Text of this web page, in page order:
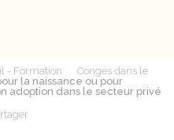
- Formation
Congés dans le
la naissance ou pour
adoption dans le secteur privé